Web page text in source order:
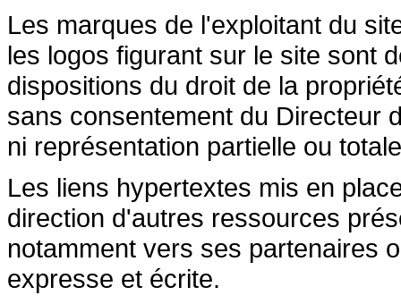
Les marques de l'exploitant du
les logos figurant sur le site sont
dispositions du droit de la
sans consentement du Directeur
ni représentation partielle ou
Les liens hypertextes mis en
direction d'autres ressources
notamment vers ses partenaires
expresse et écrite.